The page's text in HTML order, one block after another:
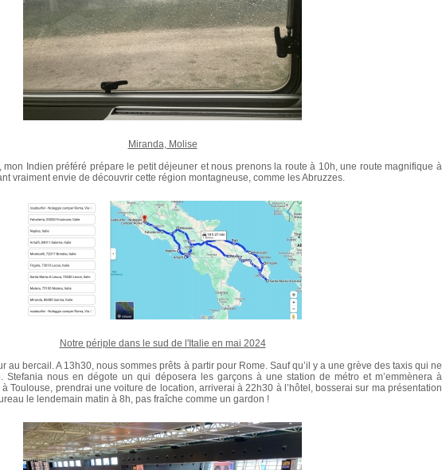
Miranda, Molise
mon Indien préféré prépare le petit déjeuner et nous prenons la route à 10h, une route magnifique à
vraiment envie de découvrir cette région montagneuse, comme les Abruzzes.
Notre périple dans le sud de l'Italie en mai 2024
au bercail. A 13h30, nous sommes prêts à partir pour Rome. Sauf qu’il y a une grève des taxis qui ne
Stefania nous en dégote un qui déposera les garçons à une station de métro et m’emmènera à
à Toulouse, prendrai une voiture de location, arriverai à 22h30 à l’hôtel, bosserai sur ma présentation
le lendemain matin à 8h, pas fraîche comme un gardon !